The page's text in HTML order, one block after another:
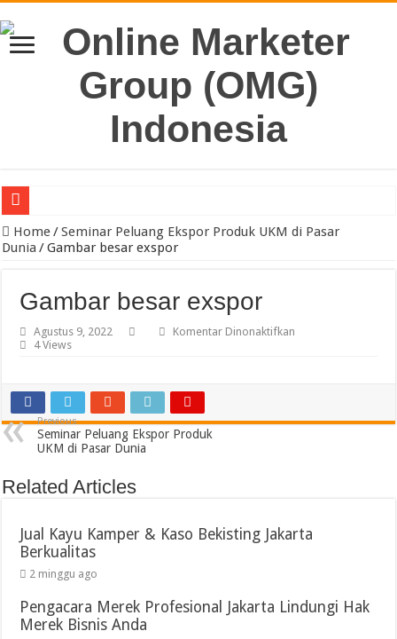
Pengacara Merek Profesional Jakarta Lindungi Hak Merek Bisnis
Home/Seminar Peluang Ekspor Produk UKM di Pasar
Dunia /Gambar besar exspor
Gambar besar exspor
Agustus 9, 2022 Komentar Dinonaktifkan
4 Views
Previous
Seminar Peluang Ekspor Produk
UKM di Pasar Dunia
Related Articles
Jual Kayu Kamper & Kaso Bekisting Jakarta
Berkualitas
2 minggu ago
Pengacara Merek Profesional Jakarta Lindungi Hak
Merek Bisnis Anda